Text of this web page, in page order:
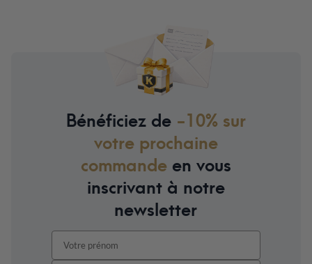
Bénéficiez de -10% sur
votre prochaine
commandeen vous
inscrivant à notre
newsletter